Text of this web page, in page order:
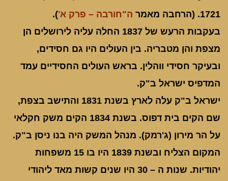
1721. (הרחבה מאמר
ה"חורבה – פרק א').
בעקבות הרעש של 1837 החלה עליה לירושלים הן
מצפת והן מטבריה. בין העולים היו גם חסידים,
ובעיקר חסידי ווהלין. בראש העולים החסידיים עמד
המדפיס ישראל ב"ק.
ישראל ב"ק עלה לארץ בשנת 1831 והתישב בצפת,
שם הקים בית דפוס. בשנת 1834 הקים משק חקלאי
על הר מירון (ג'רמק). מנהל המשק היה בנו ניסן ב"ק.
המקום הצליח ובשנת 1839 היו בו 15 משפחות
יהודיות. שנות ה – 30 היו שנים קשות מאד ליהודי